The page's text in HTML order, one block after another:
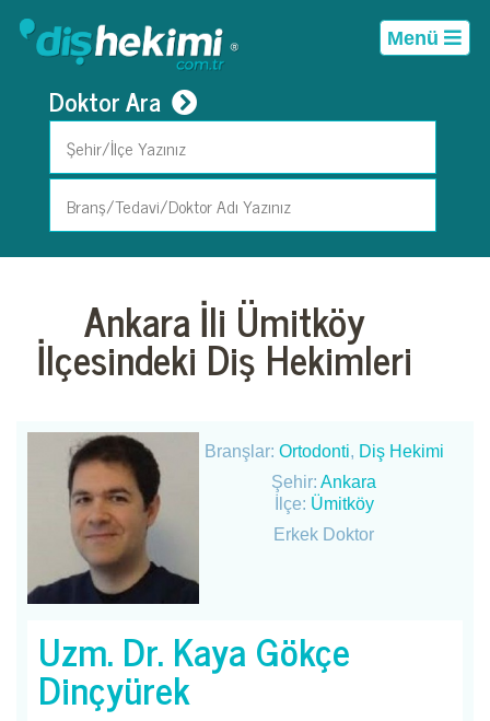
Menü
Doktor Ara
Ankara İli Ümitköy
İlçesindeki Diş Hekimleri
Branşlar: Ortodonti, Diş Hekimi
Şehir:Ankara
İlçe: Ümitköy
Erkek Doktor
Uzm. Dr. Kaya Gökçe
Dinçyürek